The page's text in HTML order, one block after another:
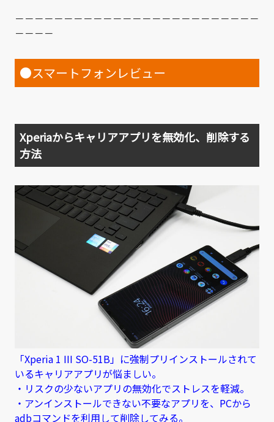
－－－－－－－－－－－－－－－－－－－－－－－－－
－－－－
●スマートフォンレビュー
Xperiaからキャリアアプリを無効化、削除する
方法
「Xperia 1 III SO-51B」に強制プリインストールされて
いるキャリアアプリが悩ましい。
・リスクの少ないアプリの無効化でストレスを軽減。
・アンインストールできない不要なアプリを、PCから
adbコマンドを利用して削除してみる。